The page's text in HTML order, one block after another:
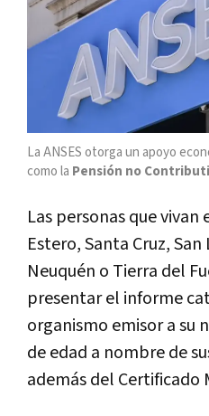
La ANSES otorga un apoyo
como la Pensión no
Las personas que vivan
Estero, Santa Cruz, San
Neuquén o Tierra del
presentar el informe
organismo emisor a su
de edad a nombre de
además del Certificado